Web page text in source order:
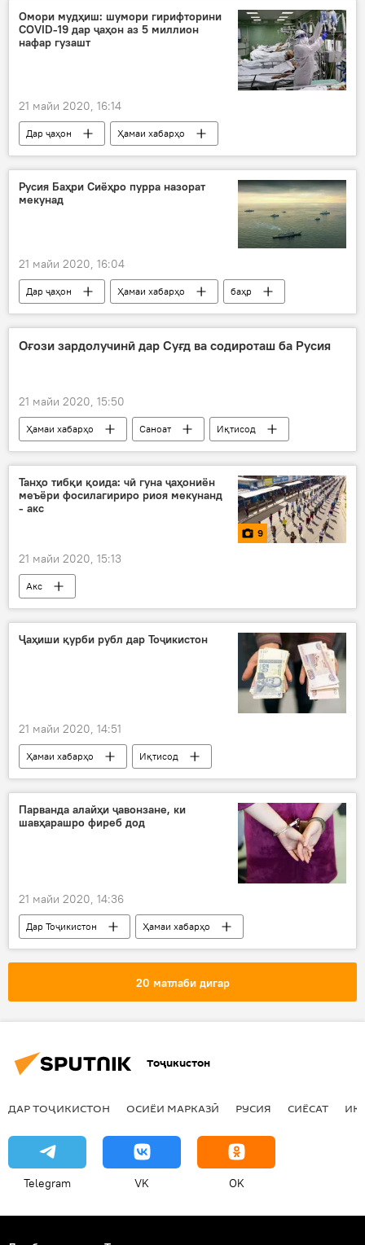
Омори мудҳиш: шумори гирифторини
COVID-19 дар ҷаҳон аз 5 миллион
нафар гузашт
21 майи 2020, 16:14
Дар ҷаҳон
Ҳамаи хабарҳо
Рӯйдод, ҷиноят ва ҳолатҳои фавқулода
гирифторон
Русия Баҳри Сиёҳро пурра назорат
мекунад
21 майи 2020, 16:04
Дар ҷаҳон Ҳамаи хабарҳо
баҳр
НАТО
Дар Русия ИМА
Оғози зардолучинӣ дар Суғд ва содироташ ба Русия
21 майи 2020, 15:50
Ҳамаи хабарҳо Саноат
Иқтисод
мева
зардолу
мавсими ҷамъоварӣ
Дар Русия
Танҳо тибқи қоида: чӣ гуна ҷаҳониён
меъёри фосилагириро риоя мекунанд
- акс
9
21 майи 2020, 15:13
Акс
Ҷаҳиши қурби рубл дар Тоҷикистон
21 майи 2020, 14:51
Ҳамаи хабарҳо Иқтисод
Парванда алайҳи ҷавонзане, ки
шавҳарашро фиреб дод
21 майи 2020, 14:36
Дар Тоҷикистон
Ҳамаи хабарҳо
Рӯйдод, ҷиноят ва ҳолатҳои фавқулода
Душанбе
20 матлаби дигар
Тоҷикистон
ДАР ТОҶИКИСТОН ОСИЁИ МАРКАЗӢ РУСИЯ СИЁСАТ
Telegram VK OK